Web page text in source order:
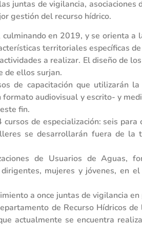
juntas de vigilancia,
gestión del recurso hídrico.
en 2019, y se orienta a
territoriales específicas
a realizar. El diseño de
de ellos surjan.
de capacitación que utilizarán
audiovisual y escrito- y
fin.
de especialización: seis
se desarrollarán fuera de
de Usuarios de Aguas,
mujeres y jóvenes, en
a once juntas de vigilancia en
de Recurso Hídricos
actualmente se encuentra